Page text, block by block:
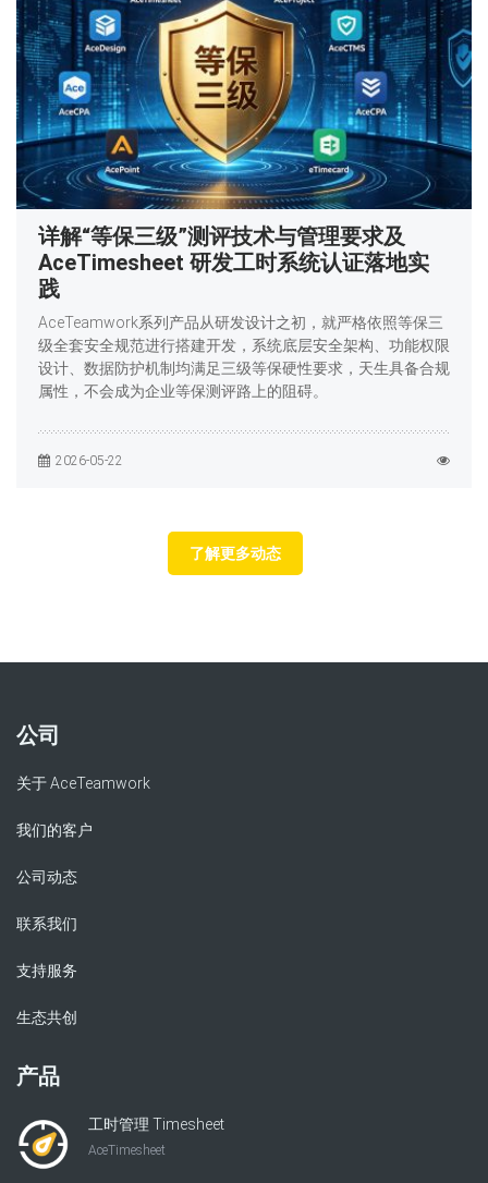
详解“等保三级”测评技术与管理要求及
AceTimesheet 研发工时系统认证落地实
践
AceTeamwork系列产品从研发设计之初，就严格依照等保三
级全套安全规范进行搭建开发，系统底层安全架构、功能权限
设计、数据防护机制均满足三级等保硬性要求，天生具备合规
属性，不会成为企业等保测评路上的阻碍。
2026-05-22
了解更多动态
公司
关于 AceTeamwork
我们的客户
公司动态
联系我们
支持服务
生态共创
产品
工时管理 Timesheet
AceTimesheet